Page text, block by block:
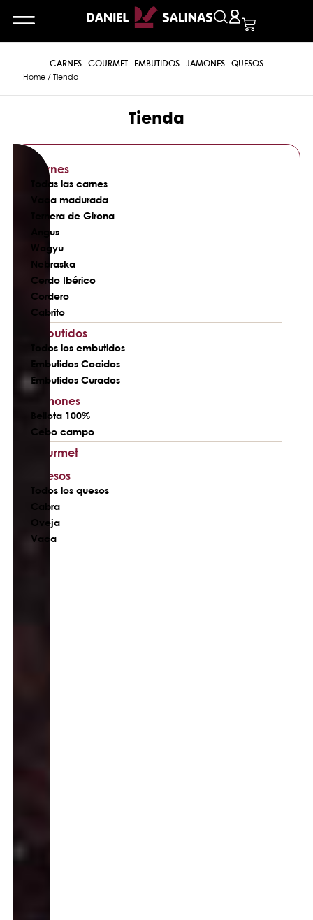
CARNES GOURMET EMBUTIDOS JAMONES QUESOS
Home/ Tienda
Tienda
Carnes
Todas las carnes
Vaca madurada
Ternera de Girona
Angus
Wagyu
Nebraska
Cerdo Ibérico
Cordero
Cabrito
Embutidos
Todos los embutidos
Embutidos Cocidos
Embutidos Curados
Jamones
Bellota 100%
Cebo campo
Gourmet
Quesos
Todos los quesos
Cabra
Oveja
Vaca